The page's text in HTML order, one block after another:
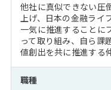
他社に真似できない圧
上げ、日本の金融ライ
一気に推進することに
って取り組み、自ら課
値創出を共に推進する
職種